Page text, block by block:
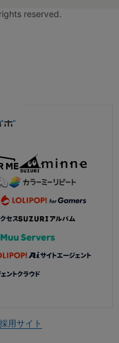
reserved.
採用サイト